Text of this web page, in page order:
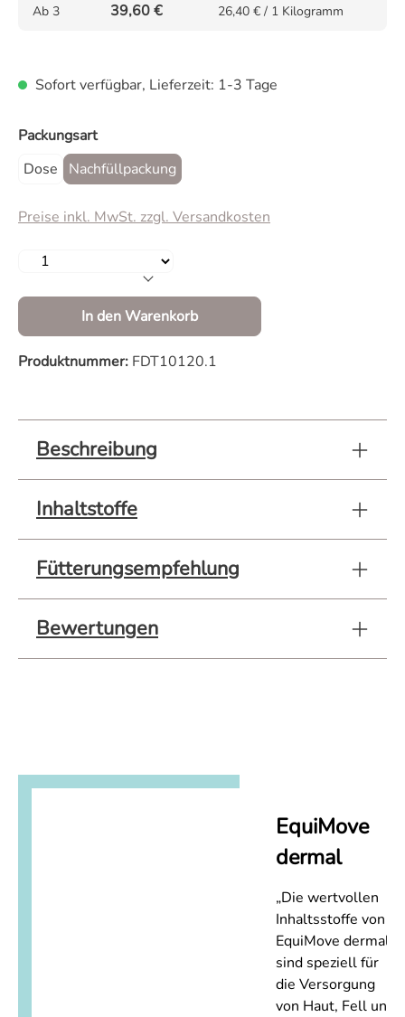
Ab 3 39,60 € 26,40 € / 1 Kilogramm
Sofort verfügbar, Lieferzeit: 1-3 Tage
Packungsartauswählen
Dose
Nachfüllpackung
Preise inkl. MwSt. zzgl. Versandkosten
Produkt Anzahl: Gib den gewünschten
In den Warenkorb
Produktnummer: FDT10120.1
Beschreibung
Inhaltstoffe
Fütterungsempfehlung
Bewertungen
EquiMove
dermal
„Die wertvollen
Inhaltsstoffe von
EquiMove dermal
sind speziell für
die Versorgung
von Haut, Fell und